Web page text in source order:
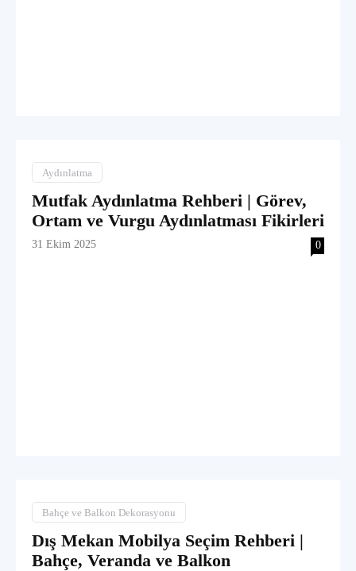
Aydınlatma
Mutfak Aydınlatma Rehberi | Görev,
Ortam ve Vurgu Aydınlatması Fikirleri
31 Ekim 2025 0
Bahçe ve Balkon Dekorasyonu
Dış Mekan Mobilya Seçim Rehberi |
Bahçe, Veranda ve Balkon